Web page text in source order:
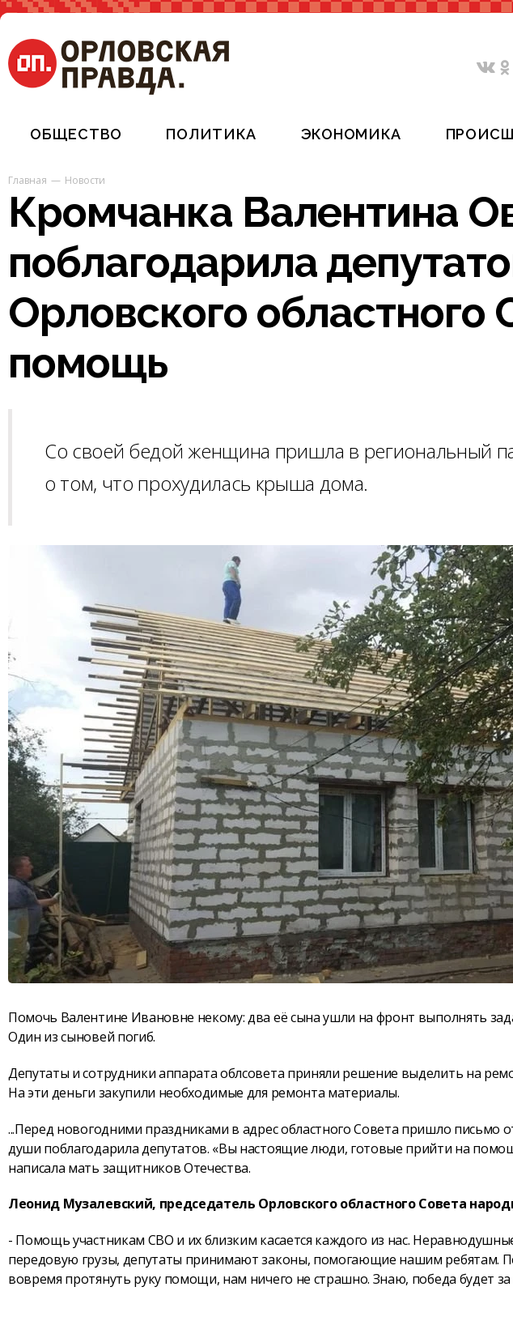
ОБЩЕСТВО ПОЛИТИКА ЭКОНОМИКА
Главная Новости
Кромчанка Валентина
поблагодарила
Орловского областного
помощь
Со своей бедой женщина пришла в региональный
о том, что прохудилась крыша дома.
Помочь Валентине Ивановне некому: два её сына ушли на фронт выполнять
Один из сыновей погиб.
Депутаты и сотрудники аппарата облсовета приняли решение выделить на
На эти деньги закупили необходимые для ремонта материалы.
...Перед новогодними праздниками в адрес областного Совета пришло письмо
души поблагодарила депутатов. «Вы настоящие люди, готовые прийти на
написала мать защитников Отечества.
Леонид Музалевский, председатель Орловского областного Совета
- Помощь участникам СВО и их близким касается каждого из нас.
передовую грузы, депутаты принимают законы, помогающие нашим ребятам.
вовремя протянуть руку помощи, нам ничего не страшно. Знаю, победа будет